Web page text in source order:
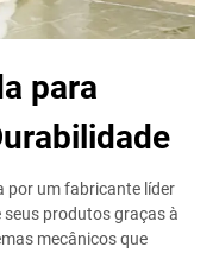
para
por um fabricante líder
produtos graças à
mecânicos que